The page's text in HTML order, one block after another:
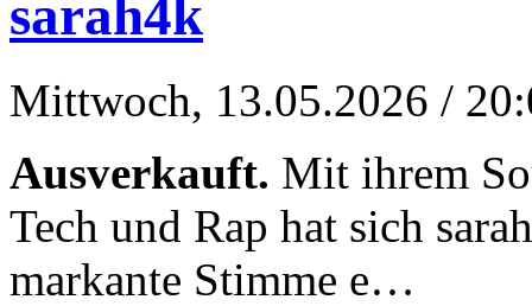
sarah4k
Mittwoch, 13.05.2026 /
Ausverkauft. Mit ihrem
Tech und Rap hat sich
markante Stimme e…